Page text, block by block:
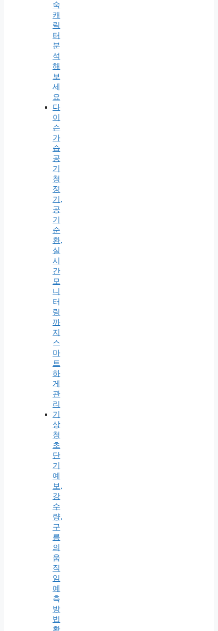
숙
캐
릭
터
분
석
해
보
세
요
다
이
슨
가
습
공
기
청
정
기,
공
기
순
환,
실
시
간
모
니
터
링
까
지
스
마
트
하
게
관
리
기
상
청
초
단
기
예
보,
강
수
량,
구
름
의
움
직
임
예
측
방
법